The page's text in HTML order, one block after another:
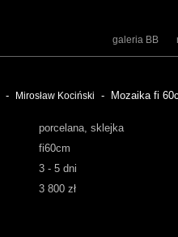
galeria BB
- Mirosław Kociński - Mozaika fi
porcelana, sklejka
fi60cm
3 - 5 dni
3 800 zł